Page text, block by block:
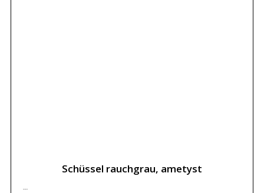
Schüssel rauchgrau, ametyst
147.50 €